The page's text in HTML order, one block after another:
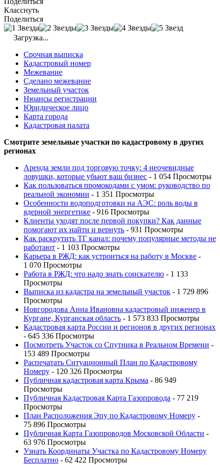
Класснуть
Поделиться
Загрузка...
Срочная выписка
Кадастровый номер
Межевание
Сделано межевание
Земельный участок
Нюансы регистрации
Юридическое лицо
Карта города
Кадастровая палата
Смотрите земельные участки по кадастровому в других
регионах
Аренда земли под торговую точку: 4 неочевидные
ловушки, которые убьют ваш бизнес - 1 054 Просмотры
Как пользоваться промокодами с умом: руководство по
реальной экономии - 1 351 Просмотры
Особенности водоподготовки на АЭС: роль воды в
ядерной энергетике - 916 Просмотры
Клиенты уходят после первой покупки? Как данные
помогают их найти и вернуть - 931 Просмотры
Как раскрутить ТГ канал: почему популярные методы не
работают - 1 103 Просмотры
Карьера в РЖД: как устроиться на работу в Москве -
1 070 Просмотры
Работа в РЖД: что надо знать соискателю - 1 133
Просмотры
Выписка из кадастра на земельный участок - 1 729 896
Просмотры
Новгородова Анна Ивановна кадастровый инженер в
Кургане, Курганская область - 1 573 833 Просмотры
Кадастровая карта России и регионов в других регионах
- 645 336 Просмотры
Посмотреть Участок со Спутника в Реальном Времени -
153 489 Просмотры
Распечатать Ситуационный План по Кадастровому
Номеру - 120 326 Просмотры
Публичная кадастровая карта Крыма - 86 949
Просмотры
Публичная Кадастровая Карта Газопровода - 77 219
Просмотры
План Расположения Эпу по Кадастровому Номеру -
75 896 Просмотры
Публичная Карта Газопроводов Московской Области -
63 976 Просмотры
Узнать Координаты Участка по Кадастровому Номеру
Бесплатно - 62 422 Просмотры